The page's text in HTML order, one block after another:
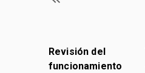
Revisión del
funcionamiento